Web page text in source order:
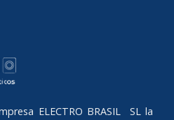
ELECTRO BRASIL SL la